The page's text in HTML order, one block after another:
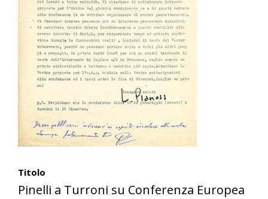
Titolo
Pinelli a Turroni su Conferenza Europea